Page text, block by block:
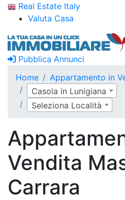
Real Estate Italy
Valuta Casa
Pubblica Annunci
Home
Appartamento in
Casola in Lunigiana
Seleziona Località
Vendita
Carrara